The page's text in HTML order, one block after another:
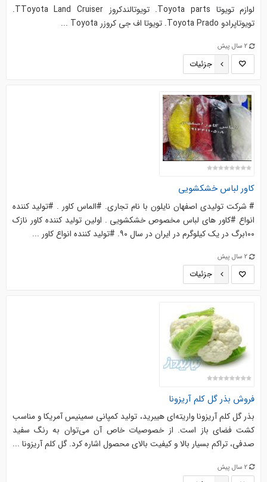
لوازم تویوتا Toyota parts. تویوتالندکروز TToyota Land Cruiser.
تویوتاپرادو Toyota Prado. تویوتا اف جی کروزر Toyota ...
2 سال پیش
جزئیات
کاور لباس خشکشویی
# شرکت تولیدی اصفهان نایلون با نام تجاری. #الماس کاور . #تولید کننده
انواع #کاور های لباس مخصوص خشکشویی . اولین تولید کننده کاور نازک
۱۰۰برگ در یک کیلوگرم در ایران در سال ۹۰. #تولید کننده انواع کاور ...
2 سال پیش
جزئیات
فروش بذر گل کلم آریزونا
بذر گل کلم آریزونا واریته‌ای هیبرید، تولید کمپانی سمینیس آمریکا و مناسب
کشت فضای باز است. از خصوصیات خاص آن می‌توان به رنگ سفید
صدفی، تراکم بسیار بالا و کیفیت بالای محصول اشاره کرد. گل کلم آریزونا ...
2 سال پیش